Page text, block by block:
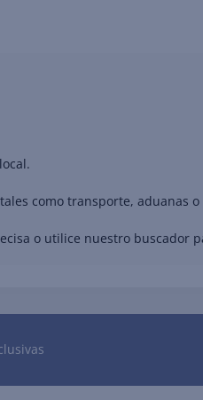
como transporte, aduanas
o utilice nuestro buscador